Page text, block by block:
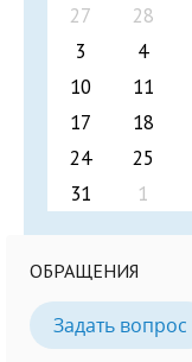
27
28
3
4
10
11
17
18
24
25
31
1
ОБРАЩЕНИЯ
Задать вопрос